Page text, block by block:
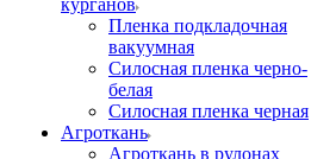
курганов
Пленка подкладочная
вакуумная
Силосная пленка черно-
белая
Силосная пленка черная
Агроткань
Агроткань в рулонах